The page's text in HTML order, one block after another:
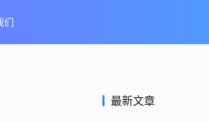
们
最新文章